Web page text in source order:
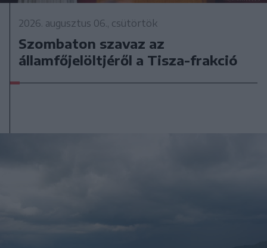
2026. augusztus 06., csütörtök
Szombaton szavaz az
államfőjelöltjéről a Tisza-frakció